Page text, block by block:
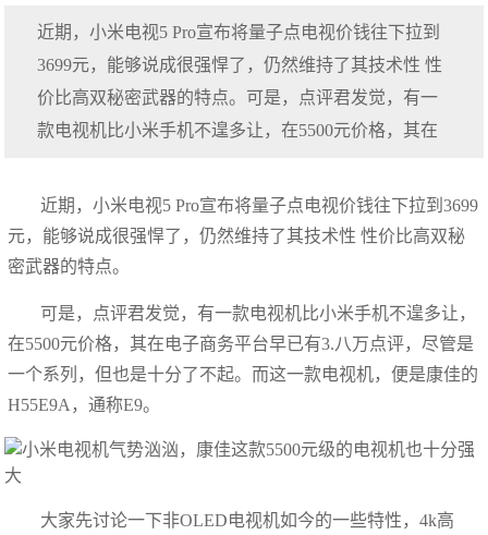
近期，小米电视5 Pro宣布将量子点电视价钱往下拉到
3699元，能够说成很强悍了，仍然维持了其技术性 性
价比高双秘密武器的特点。可是，点评君发觉，有一
款电视机比小米手机不遑多让，在5500元价格，其在
近期，小米电视5 Pro宣布将量子点电视价钱往下拉到3699
元，能够说成很强悍了，仍然维持了其技术性 性价比高双秘
密武器的特点。
可是，点评君发觉，有一款电视机比小米手机不遑多让，
在5500元价格，其在电子商务平台早已有3.八万点评，尽管是
一个系列，但也是十分了不起。而这一款电视机，便是康佳的
H55E9A，通称E9。
大家先讨论一下非OLED电视机如今的一些特性，4k高